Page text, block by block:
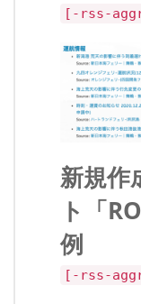
[-rss-
新規作
ト「
例
[-rss-